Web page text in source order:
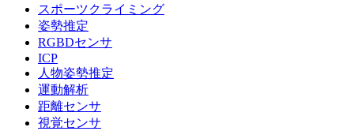
スポーツクライミング
姿勢推定
RGBDセンサ
ICP
人物姿勢推定
運動解析
距離センサ
視覚センサ